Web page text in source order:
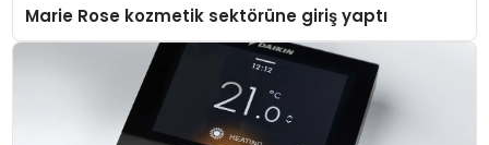
Marie Rose kozmetik sektörüne giriş yaptı